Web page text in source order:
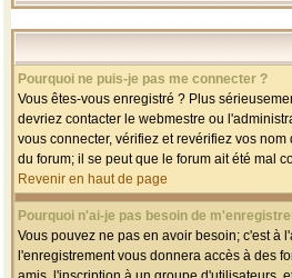
Pourquoi ne puis-je pas me connecter ?
Vous êtes-vous enregistré ? Plus
devriez contacter le webmestre ou
vous connecter, vérifiez et revérifiez vos
du forum; il se peut que le forum ait été mal
Revenir en haut de page
Pourquoi n'ai-je pas besoin de
Vous pouvez ne pas en avoir besoin; c'est à
l'enregistrement vous donnera accès à des